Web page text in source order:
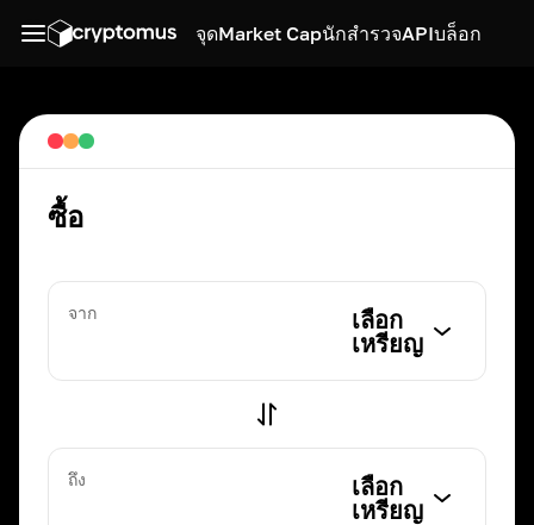
จุดMarket CapนักสำรวจAPIบล็อก
ซื้อ
จาก
เลือก
เหรียญ
ถึง
เลือก
เหรียญ